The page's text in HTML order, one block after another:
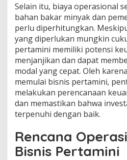
Selain itu, biaya operasional
bahan bakar minyak dan
perlu diperhitungkan.
yang diperlukan mungkin
pertamini memiliki potensi
menjanjikan dan dapat
modal yang cepat. Oleh
memulai bisnis pertamini,
melakukan perencanaan
dan memastikan bahwa
terpenuhi dengan baik.
Rencana
Bisnis Pertamini